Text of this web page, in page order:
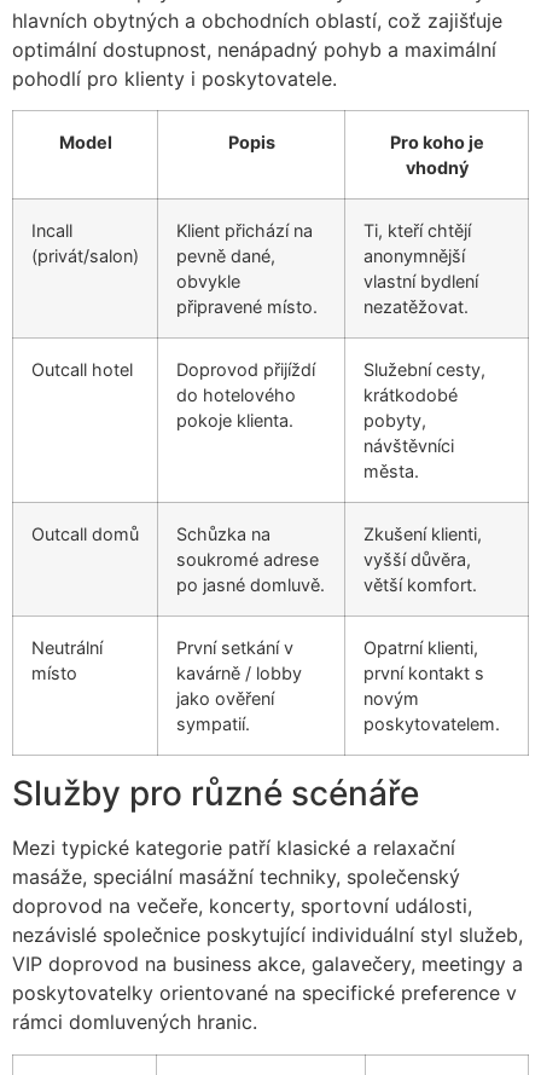
hlavních obytných a obchodních oblastí, což zajišťuje
optimální dostupnost, nenápadný pohyb a maximální
pohodlí pro klienty i poskytovatele.
Model Popis
Pro koho je
vhodný
Incall
(privát/salon)
Klient přichází na
pevně dané,
obvykle
připravené místo.
Ti, kteří chtějí
anonymnější
vlastní bydlení
nezatěžovat.
Outcall hotel
Doprovod přijíždí
do hotelového
pokoje klienta.
Služební cesty,
krátkodobé
pobyty,
návštěvníci
města.
Outcall domů
Schůzka na
soukromé adrese
po jasné domluvě.
Zkušení klienti,
vyšší důvěra,
větší komfort.
Neutrální
místo
První setkání v
kavárně / lobby
jako ověření
sympatií.
Opatrní klienti,
první kontakt s
novým
poskytovatelem.
Služby pro různé scénáře
Mezi typické kategorie patří klasické a relaxační
masáže, speciální masážní techniky, společenský
doprovod na večeře, koncerty, sportovní události,
nezávislé společnice poskytující individuální styl služeb,
VIP doprovod na business akce, galavečery, meetingy a
poskytovatelky orientované na specifické preference v
rámci domluvených hranic.